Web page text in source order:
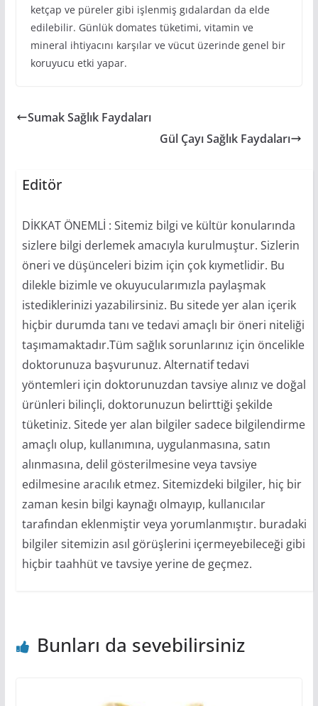
ketçap ve püreler gibi işlenmiş gıdalardan da elde
edilebilir. Günlük domates tüketimi, vitamin ve
mineral ihtiyacını karşılar ve vücut üzerinde genel bir
koruyucu etki yapar.
Sumak Sağlık Faydaları
Gül Çayı Sağlık Faydaları
Editör
DİKKAT ÖNEMLİ : Sitemiz bilgi ve kültür konularında
sizlere bilgi derlemek amacıyla kurulmuştur. Sizlerin
öneri ve düşünceleri bizim için çok kıymetlidir. Bu
dilekle bizimle ve okuyucularımızla paylaşmak
istediklerinizi yazabilirsiniz. Bu sitede yer alan içerik
hiçbir durumda tanı ve tedavi amaçlı bir öneri niteliği
taşımamaktadır.Tüm sağlık sorunlarınız için öncelikle
doktorunuza başvurunuz. Alternatif tedavi
yöntemleri için doktorunuzdan tavsiye alınız ve doğal
ürünleri bilinçli, doktorunuzun belirttiği şekilde
tüketiniz. Sitede yer alan bilgiler sadece bilgilendirme
amaçlı olup, kullanımına, uygulanmasına, satın
alınmasına, delil gösterilmesine veya tavsiye
edilmesine aracılık etmez. Sitemizdeki bilgiler, hiç bir
zaman kesin bilgi kaynağı olmayıp, kullanıcılar
tarafından eklenmiştir veya yorumlanmıştır. buradaki
bilgiler sitemizin asıl görüşlerini içermeyebileceği gibi
hiçbir taahhüt ve tavsiye yerine de geçmez.
Bunları da sevebilirsiniz